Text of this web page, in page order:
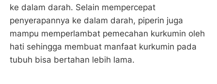
ke dalam darah. Selain mempercepat
penyerapannya ke dalam darah, piperin juga
mampu memperlambat pemecahan kurkumin oleh
hati sehingga membuat manfaat kurkumin pada
tubuh bisa bertahan lebih lama.